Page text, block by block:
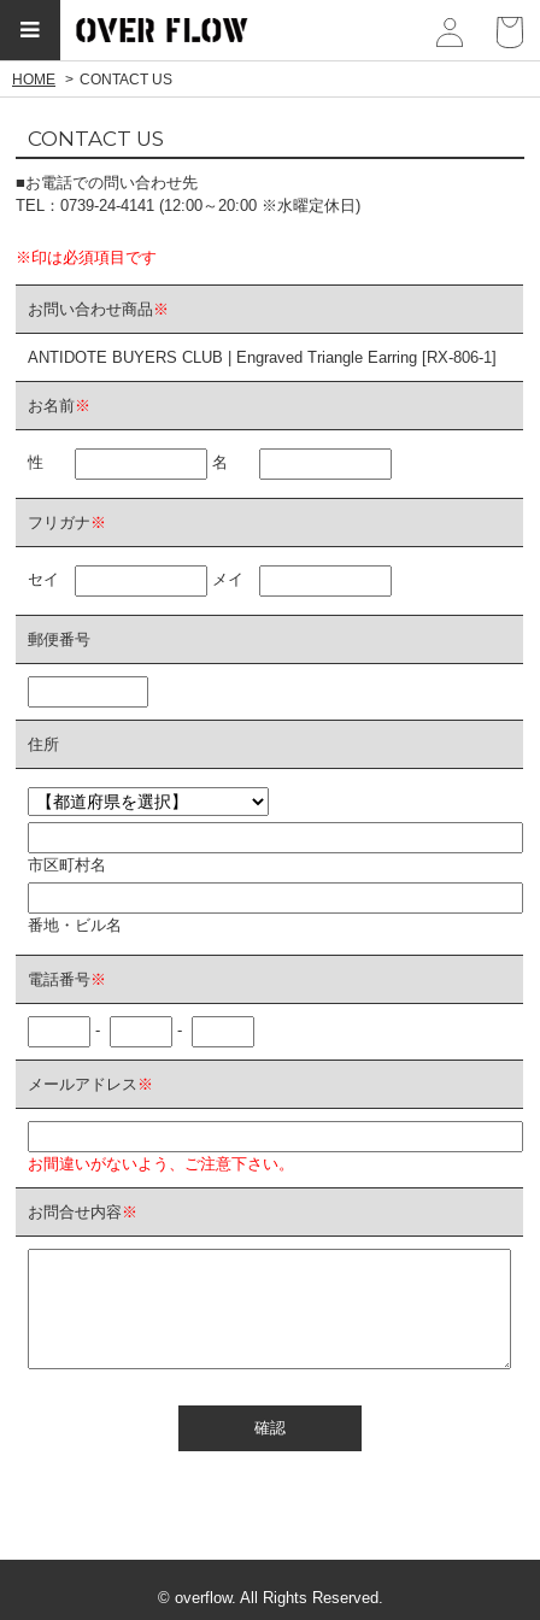
HOME CONTACT US
CONTACT US
■お電話での問い合わせ先
TEL：0739-24-4141 (12:00～20:00 ※水曜定休日)
※印は必須項目です
お問い合わせ商品 ※
ANTIDOTE BUYERS CLUB | Engraved Triangle Earring [RX-806-1]
お名前※
性 名
フリガナ ※
セイ メイ
郵便番号
住所
市区町村名
番地・ビル名
電話番号※
- -
メールアドレス ※
お間違いがないよう、ご注意下さい。
お問合せ内容 ※
確認
© overflow. All Rights Reserved.